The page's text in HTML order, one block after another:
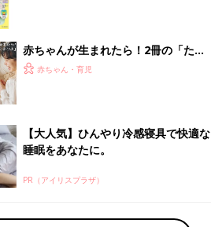
赤ちゃんが生まれたら！2冊の「たま
ひよ」
赤ちゃん・育児
【大人気】ひんやり冷感寝具で快適な
睡眠をあなたに。
PR（アイリスプラザ）